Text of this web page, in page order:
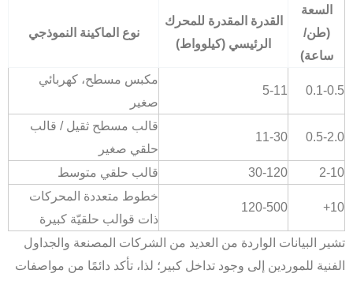
السعة
(طن/
ساعة)
القدرة المقدرة للمحرك
الرئيسي (كيلوواط)
نوع الماكينة النموذجي
0.1-0.5
5-11
مكبس مسطح، كهربائي
صغير
0.5-2.0
11-30
قالب مسطح ثقيل / قالب
حلقي صغير
2-10
30-120 قالب حلقي متوسط
10+
120-500
خطوط متعددة المحركات
ذات قوالب حلقيّة كبيرة
تشير البيانات الواردة من العديد من الشركات المصنعة والجداول
الفنية للموردين إلى وجود تداخل كبير؛ لذا، تأكد دائمًا من مواصفات